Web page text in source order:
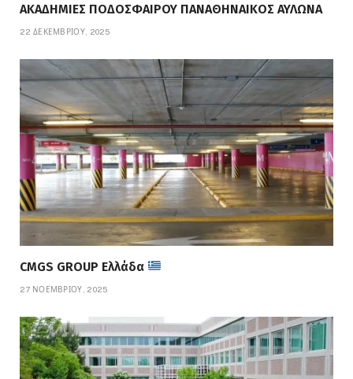
ΑΚΑΔΗΜΙΕΣ ΠΟΔΟΣΦΑΙΡΟΥ ΠΑΝΑΘΗΝΑΙΚΟΣ ΑΥΛΩΝΑ
22 ΔΕΚΕΜΒΡΊΟΥ, 2025
CMGS GROUP Ελλάδα
27 ΝΟΕΜΒΡΊΟΥ, 2025